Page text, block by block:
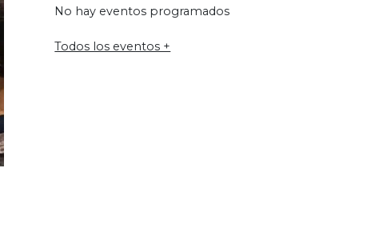
No hay eventos programados
Todos los eventos +